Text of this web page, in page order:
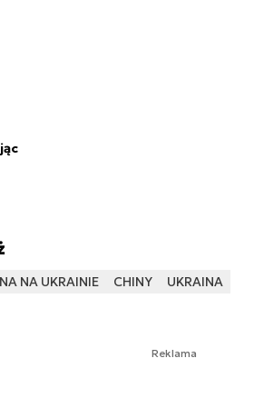
NA UKRAINIE CHINY UKRAINA
Reklama